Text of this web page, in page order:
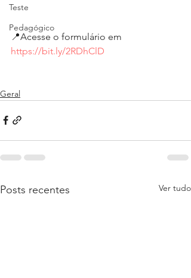
Teste
Pedagógico
📍Acesse o formulário em
https://bit.ly/2RDhClD
Geral
Posts recentes Ver tudo